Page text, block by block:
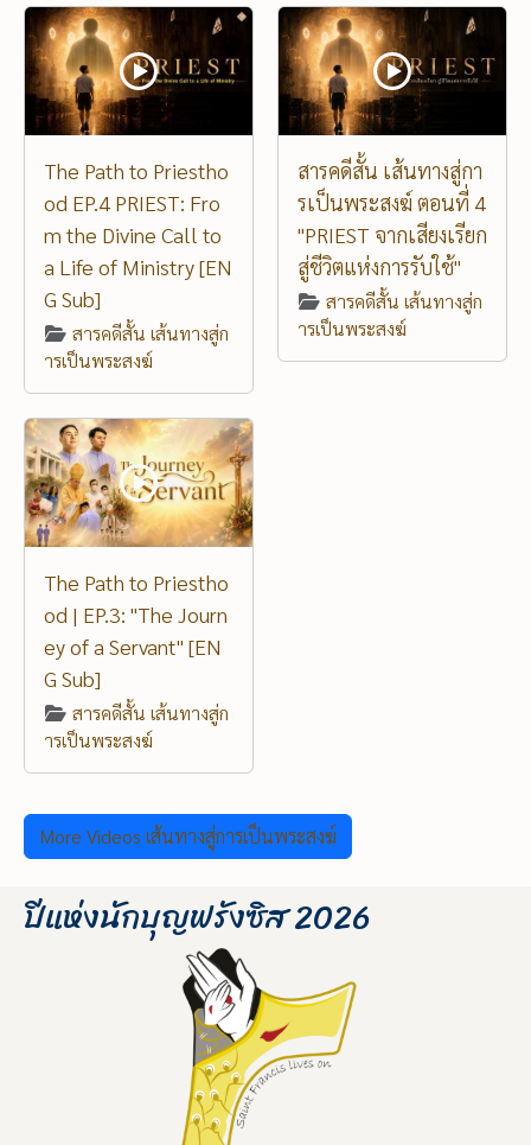
The Path to Priestho
od EP.4 PRIEST: Fro
m the Divine Call to
a Life of Ministry [EN
G Sub]
สารคดีสั้น เส้นทางสู่ก
ารเป็นพระสงฆ์
สารคดีสั้น เส้นทางสู่กา
รเป็นพระสงฆ์ ตอนที่ 4
"PRIEST จากเสียงเรียก
สู่ชีวิตแห่งการรับใช้"
สารคดีสั้น เส้นทางสู่ก
ารเป็นพระสงฆ์
The Path to Priestho
od | EP.3: "The Journ
ey of a Servant" [EN
G Sub]
สารคดีสั้น เส้นทางสู่ก
ารเป็นพระสงฆ์
More Videos เส้นทางสู่การเป็นพระสงฆ์
ปีแห่งนักบุญฟรังซิส 2026